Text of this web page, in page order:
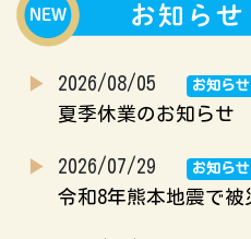
2026/08/05 お知らせ
夏季休業のお知らせ
2026/07/29 お知らせ